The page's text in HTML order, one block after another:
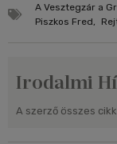
A Vesztegzár a
Piszkos Fred
Irodalmi
A szerző összes